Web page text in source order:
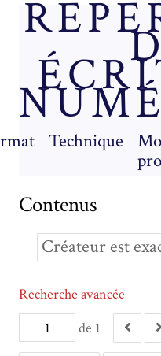
Technique
Contenus
Créateur est
de 1
Recherche avancée